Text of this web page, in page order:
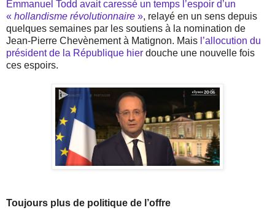
Emmanuel Todd avait caressé un temps l’espoir d’un
« hollandisme révolutionnaire », relayé en un sens depuis
quelques semaines par les soutiens à la nomination de
Jean-Pierre Chevènement à Matignon. Mais l’allocution du
président de la République hier douche une nouvelle fois
ces espoirs.
Toujours plus de politique de l’offre